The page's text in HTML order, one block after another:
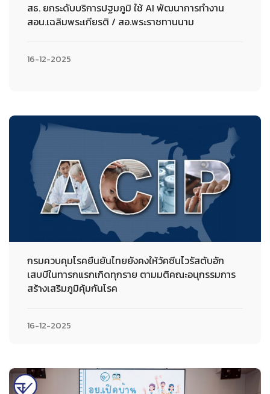
สธ. ยกระดับบริการปฐมภูมิ ใช้ AI พัฒนาการทำงาน
สอน.เฉลิมพระเกียรติ / สอ.พระราชทานนาม
16-12-2025
กรมควบคุมโรคยืนยันไทยยังคงให้วัคซีนไวรัสตับอัก
เสบบีในทารกแรกเกิดทุกราย ตามมติคณะอนุกรรมการ
สร้างเสริมภูมิคุ้มกันโรค
16-12-2025